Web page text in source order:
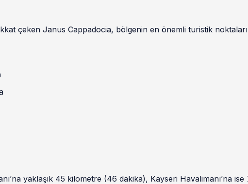
çeken Janus Cappadocia, bölgenin en önemli turistik
yaklaşık 45 kilometre (46 dakika), Kayseri Havalimanı’na ise